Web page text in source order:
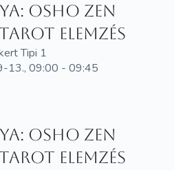
Osho Zen
elemzés
Tipi 1
13., 09:00 - 09:45
Osho Zen
elemzés